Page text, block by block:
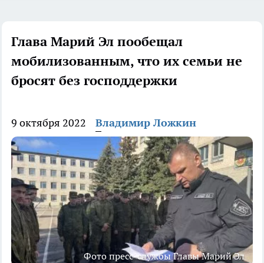
Глава Марий Эл пообещал
мобилизованным, что их семьи не
бросят без господдержки
9 октября 2022 Владимир Ложкин
Фото пресс-службы Главы Марий Эл